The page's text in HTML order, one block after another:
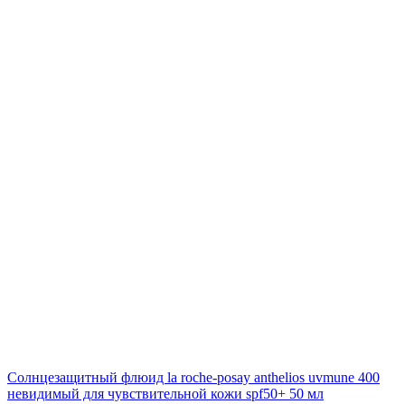
Солнцезащитный флюид la roche-posay anthelios uvmune 400
невидимый для чувствительной кожи spf50+ 50 мл